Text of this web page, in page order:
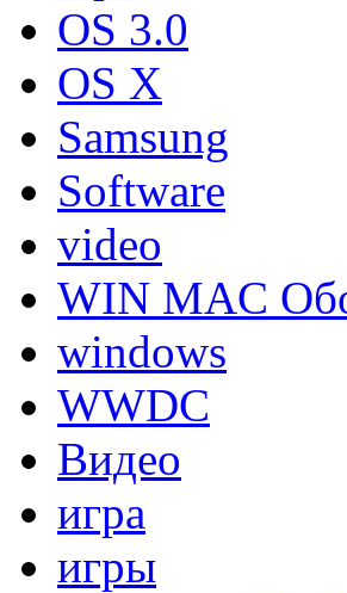
OS 3.0
OS X
Samsung
Software
video
WIN MAC
windows
WWDC
Видео
игра
игры